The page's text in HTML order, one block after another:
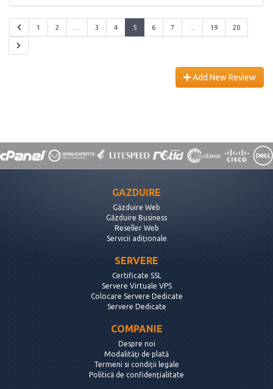
1 2 3 4 5 6 7 19 20
Add New Review
GAZDUIRE
Găzduire Web
Găzduire Business
Reseller Web
Servicii adiționale
SERVERE
Certificate SSL
Servere Virtuale VPS
Colocare Servere Dedicate
Servere Dedicate
COMPANIE
Despre noi
Modalități de plată
Termeni si condiții legale
Politică de confidențialitate